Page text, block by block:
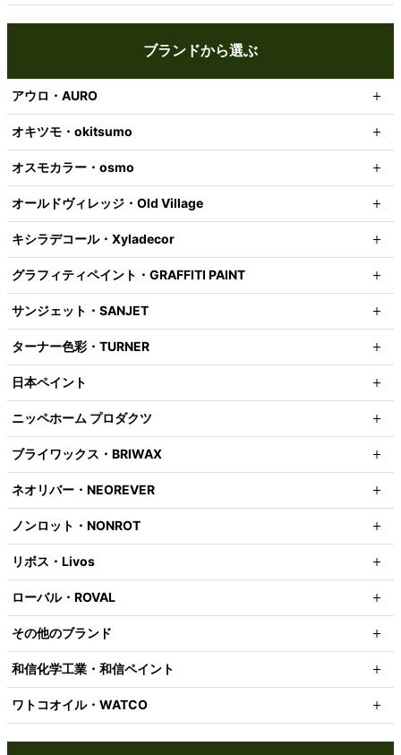
ブランドから選ぶ
アウロ・AURO
オキツモ・okitsumo
オスモカラー・osmo
オールドヴィレッジ・Old Village
キシラデコール・Xyladecor
グラフィティペイント・GRAFFITI PAINT
サンジェット・SANJET
ターナー色彩・TURNER
日本ペイント
ニッペホーム プロダクツ
ブライワックス・BRIWAX
ネオリバー・NEOREVER
ノンロット・NONROT
リボス・Livos
ローバル・ROVAL
その他のブランド
和信化学工業・和信ペイント
ワトコオイル・WATCO